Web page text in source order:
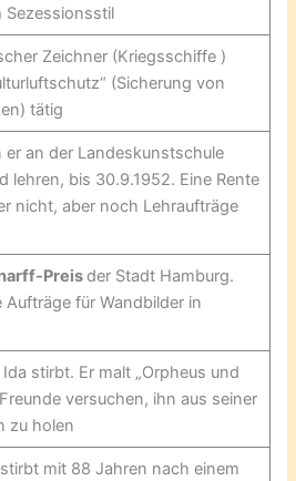
Sezessionsstil
Zeichner (Kriegsschiffe )
(Sicherung von
tätig
er an der Landeskunstschule
lehren, bis 30.9.1952. Eine Rente
nicht, aber noch Lehraufträge
Preisder Stadt Hamburg.
Aufträge für Wandbilder in
Ida stirbt. Er malt „Orpheus und
versuchen, ihn aus seiner
zu holen
mit 88 Jahren nach einem